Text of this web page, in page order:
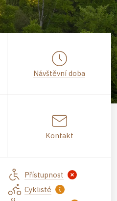
Návštěvní doba
Kontakt
Přístupnost
Cyklisté